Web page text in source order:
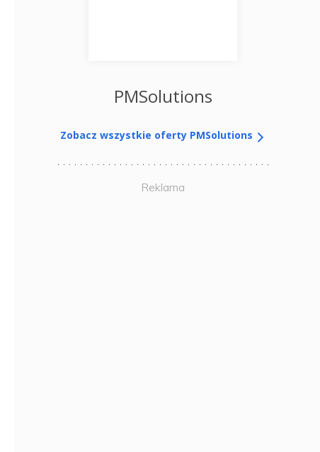
PMSolutions
Zobacz wszystkie oferty PMSolutions
Reklama